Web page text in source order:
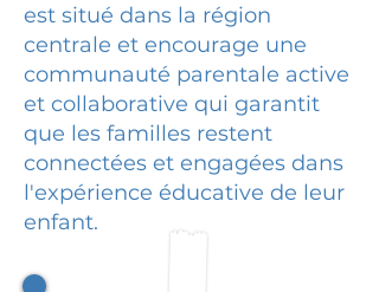
est situé dans la région
centrale et encourage une
communauté parentale active
et collaborative qui garantit
que les familles restent
connectées et engagées dans
l'expérience éducative de leur
enfant.